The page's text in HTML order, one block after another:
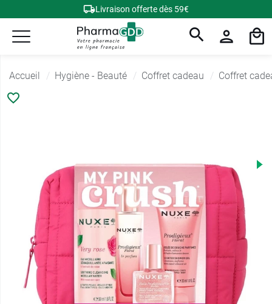
Livraison offerte dès 59€
Accueil Hygiène - Beauté Coffret cadeau Coffret